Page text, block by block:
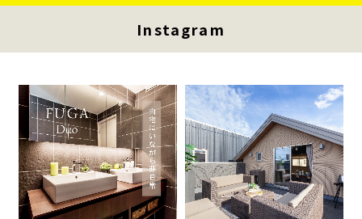
Instagram